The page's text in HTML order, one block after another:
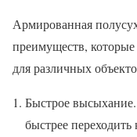
Армированная
преимуществ,
для различных
Быстрое
быстрее